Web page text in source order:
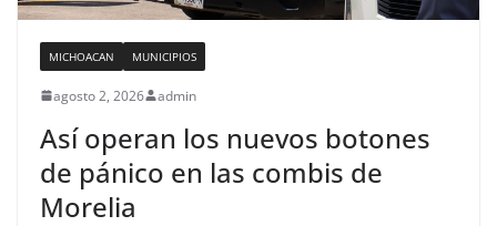
MICHOACAN MUNICIPIOS
agosto 2, 2026 admin
Así operan los nuevos botones
de pánico en las combis de
Morelia